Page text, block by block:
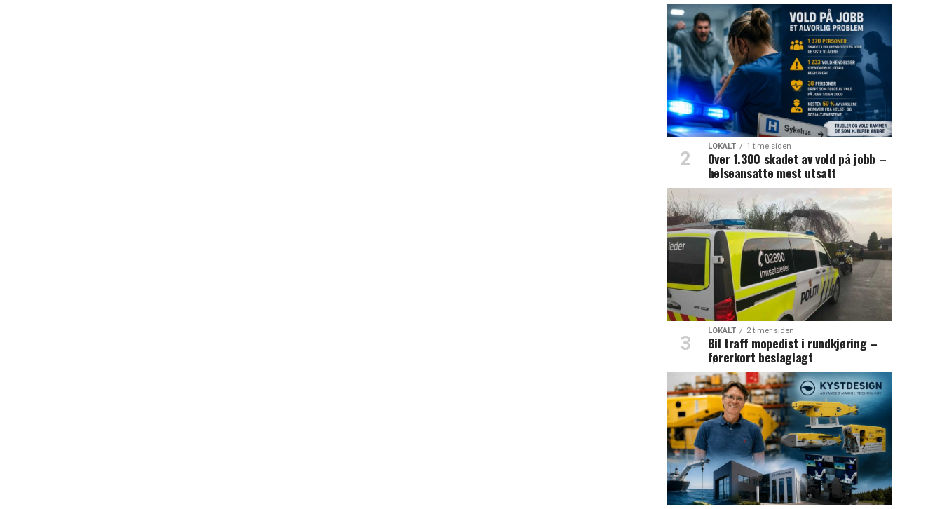
LOKALT 1 time siden
Over 1.300 skadet av vold på jobb –
helseansatte mest utsatt
LOKALT 2 timer siden
Bil traff mopedist i rundkjøring –
førerkort beslaglagt